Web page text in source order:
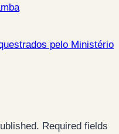
pelo Ministério
Required fields